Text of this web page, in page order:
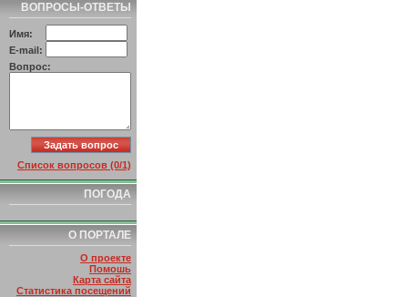
ВОПРОСЫ-ОТВЕТЫ
Имя:
E-mail:
Вопрос:
Список вопросов (0/1)
ПОГОДА
О ПОРТАЛЕ
О проекте
Помошь
Карта сайта
Статистика посещений